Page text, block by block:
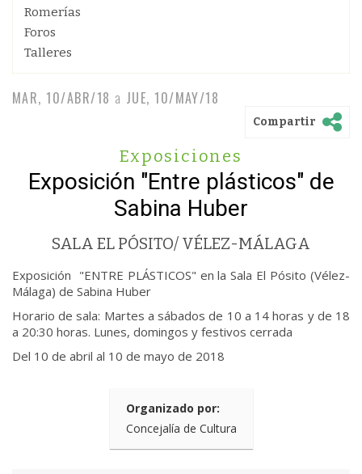
Romerías
Foros
Talleres
MAR, 10/ABR/18 a JUE, 10/MAY/18
Compartir
Exposiciones
Exposición "Entre plásticos" de
Sabina Huber
SALA EL PÓSITO/ VÉLEZ-MÁLAGA
Exposición "ENTRE PLÁSTICOS" en la Sala El Pósito (Vélez-
Málaga) de Sabina Huber
Horario de sala: Martes a sábados de 10 a 14 horas y de 18
a 20:30 horas. Lunes, domingos y festivos cerrada
Del 10 de abril al 10 de mayo de 2018
Organizado por:
Concejalía de Cultura